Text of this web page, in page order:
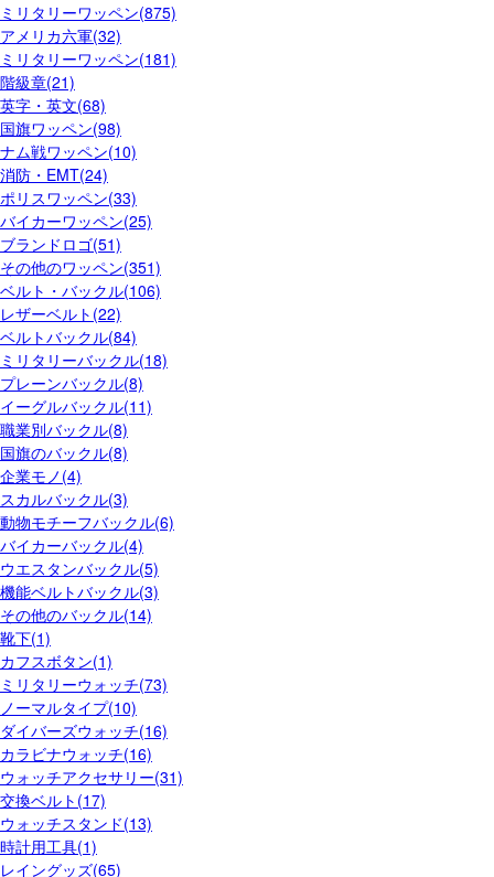
ミリタリーワッペン(875)
アメリカ六軍(32)
ミリタリーワッペン(181)
階級章(21)
英字・英文(68)
国旗ワッペン(98)
ナム戦ワッペン(10)
消防・EMT(24)
ポリスワッペン(33)
バイカーワッペン(25)
ブランドロゴ(51)
その他のワッペン(351)
ベルト・バックル(106)
レザーベルト(22)
ベルトバックル(84)
ミリタリーバックル(18)
プレーンバックル(8)
イーグルバックル(11)
職業別バックル(8)
国旗のバックル(8)
企業モノ(4)
スカルバックル(3)
動物モチーフバックル(6)
バイカーバックル(4)
ウエスタンバックル(5)
機能ベルトバックル(3)
その他のバックル(14)
靴下(1)
カフスボタン(1)
ミリタリーウォッチ(73)
ノーマルタイプ(10)
ダイバーズウォッチ(16)
カラビナウォッチ(16)
ウォッチアクセサリー(31)
交換ベルト(17)
ウォッチスタンド(13)
時計用工具(1)
レイングッズ(65)